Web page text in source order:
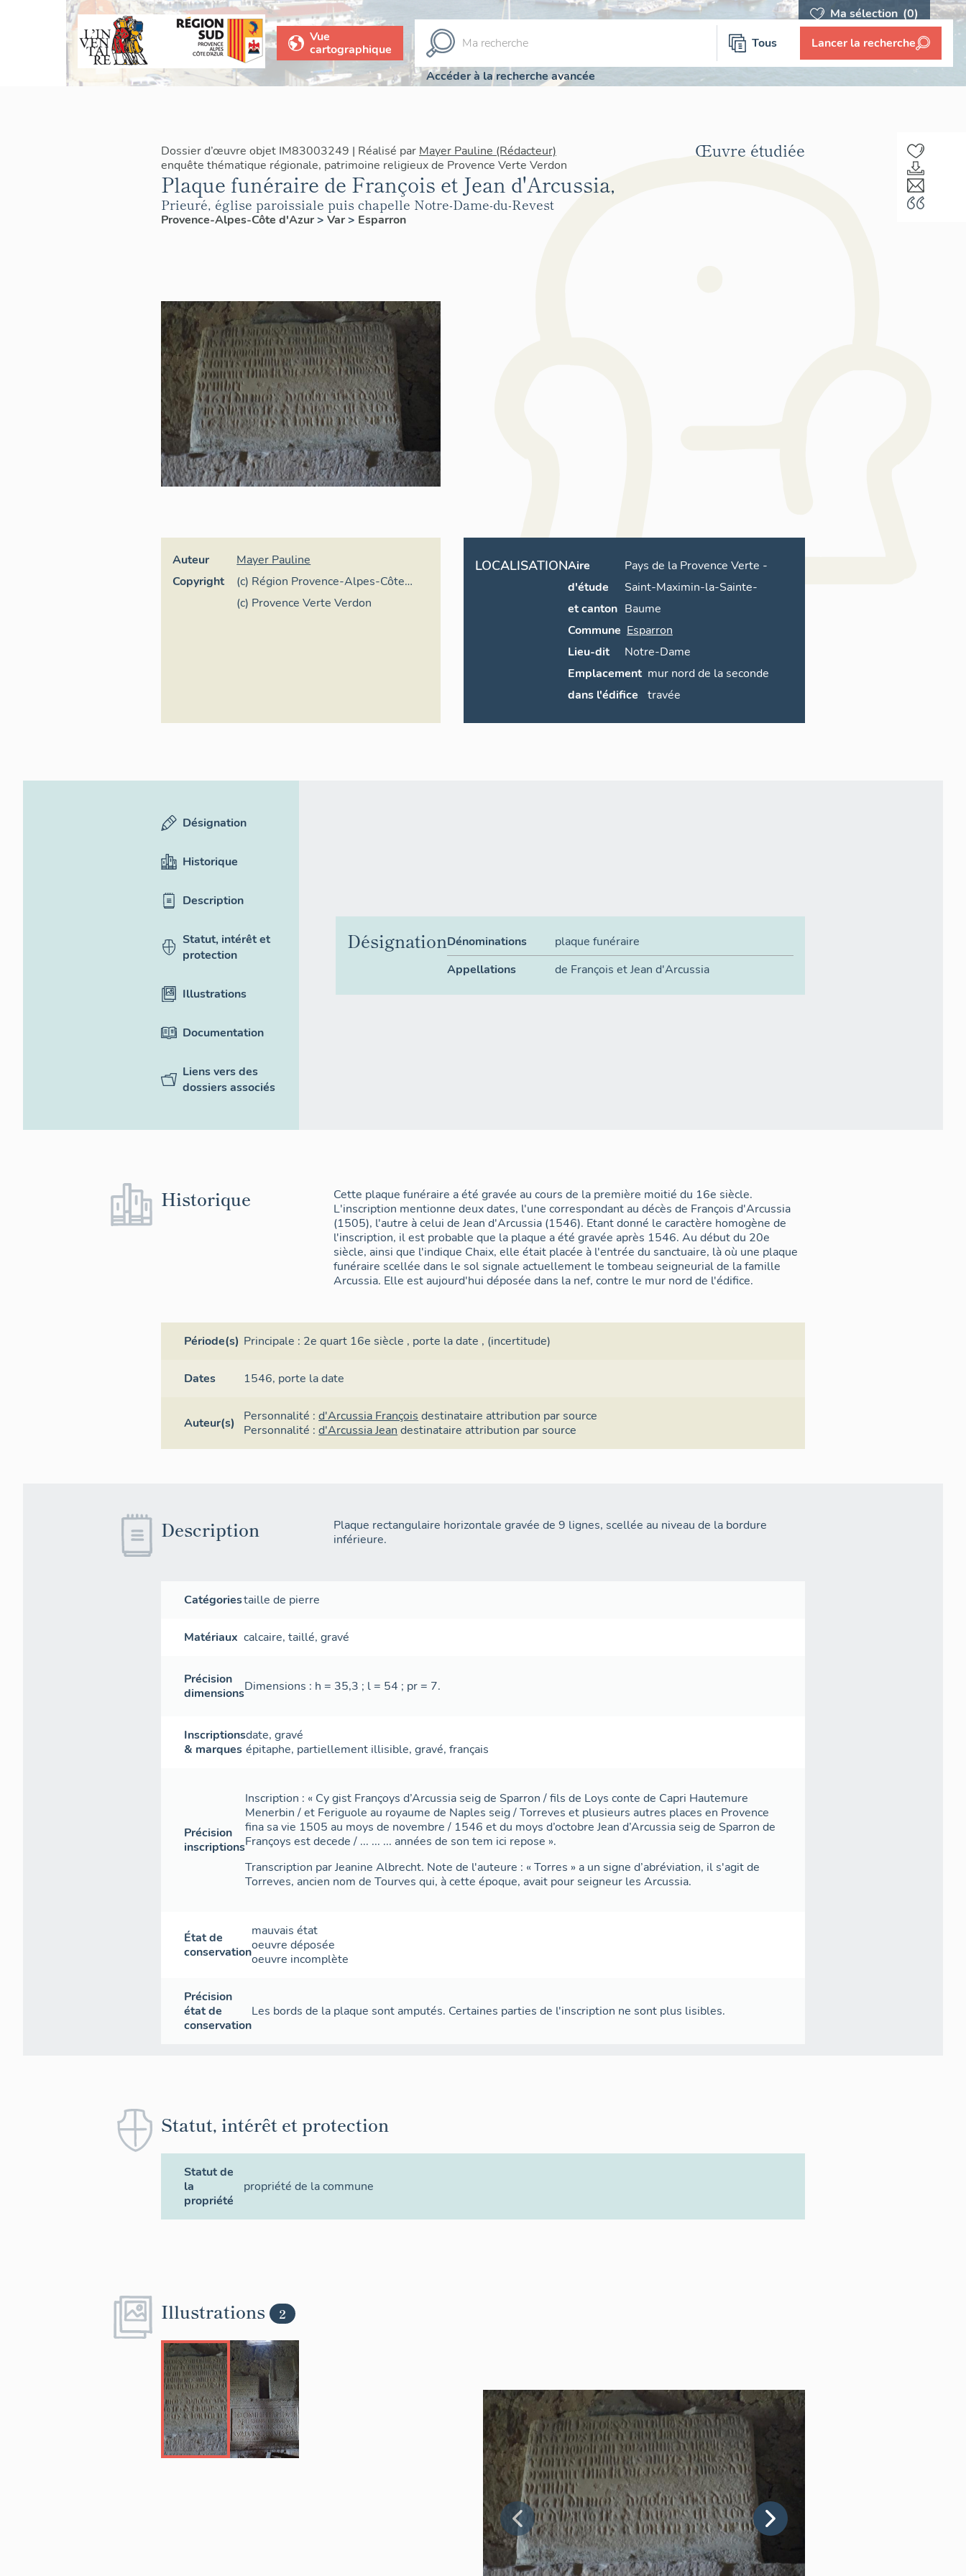
Ma sélection (0)
Vue
cartographique
Tous Lancer la recherche
Accéder à la recherche avancée
Dossier d’œuvre objet IM83003249 | Réalisé par Mayer Pauline (Rédacteur)
enquête thématique régionale, patrimoine religieux de Provence Verte Verdon
Plaque funéraire de François et Jean d'Arcussia,
Prieuré, église paroissiale puis chapelle Notre-Dame-du-Revest
Provence-Alpes-Côte d'Azur> Var> Esparron
Œuvre étudiée
Auteur
Mayer Pauline
Copyright
(c) Région Provence-Alpes-Côte
d'Azur - Inventaire général
(c) Provence Verte Verdon
LOCALISATIONAire
d'étude
et canton
Pays de la Provence Verte -
Saint-Maximin-la-Sainte-
Baume
Commune Esparron
Lieu-dit
Notre-Dame
Emplacement
dans l'édifice
mur nord de la seconde
travée
Désignation
Historique
Description
Statut, intérêt et
protection
Illustrations
Documentation
Liens vers des
dossiers associés
DésignationDénominations
plaque funéraire
Appellations
de François et Jean d'Arcussia
Historique
Cette plaque funéraire a été gravée au cours de la première moitié du 16e siècle.
L'inscription mentionne deux dates, l'une correspondant au décès de François d'Arcussia
(1505), l'autre à celui de Jean d'Arcussia (1546). Etant donné le caractère homogène de
l'inscription, il est probable que la plaque a été gravée après 1546. Au début du 20e
siècle, ainsi que l'indique Chaix, elle était placée à l'entrée du sanctuaire, là où une plaque
funéraire scellée dans le sol signale actuellement le tombeau seigneurial de la famille
Arcussia. Elle est aujourd'hui déposée dans la nef, contre le mur nord de l'édifice.
Période(s) Principale : 2e quart 16e siècle , porte la date , (incertitude)
Dates 1546, porte la date
Auteur(s) Personnalité :d'Arcussia François destinataire attribution par source
Personnalité :d'Arcussia Jean destinataire attribution par source
Description
Plaque rectangulaire horizontale gravée de 9 lignes, scellée au niveau de la bordure
inférieure.
Catégoriestaille de pierre
Matériaux calcaire,taillé,gravé
Précision
dimensionsDimensions : h = 35,3 ; l = 54 ; pr = 7.
Inscriptions
& marques
date, gravé
épitaphe, partiellement illisible, gravé, français
Précision
inscriptions
Inscription : « Cy gist Françoys d’Arcussia seig de Sparron / fils de Loys conte de Capri Hautemure
Menerbin / et Feriguole au royaume de Naples seig / Torreves et plusieurs autres places en Provence
fina sa vie 1505 au moys de novembre / 1546 et du moys d’octobre Jean d’Arcussia seig de Sparron de
Françoys est decede / ... ... ... années de son tem ici repose ».
Transcription par Jeanine Albrecht. Note de l'auteure : « Torres » a un signe d’abréviation, il s'agit de
Torreves, ancien nom de Tourves qui, à cette époque, avait pour seigneur les Arcussia.
État de
conservation
mauvais état
oeuvre déposée
oeuvre incomplète
Précision
état de
conservation
Les bords de la plaque sont amputés. Certaines parties de l'inscription ne sont plus lisibles.
Statut, intérêt et protection
Statut de
la
propriété
propriété de la commune
Illustrations 2